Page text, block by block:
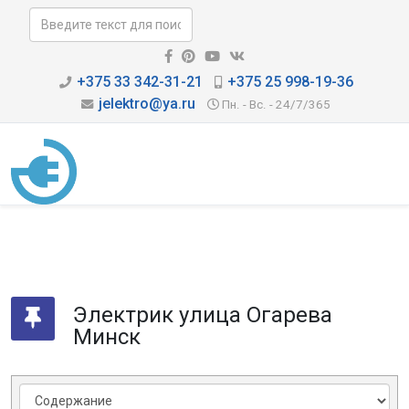
+375 33 342-31-21
+375 25 998-19-36
jelektro@ya.ru
Пн. - Вс. - 24/7/365
Электрик улица Огарева
Минск